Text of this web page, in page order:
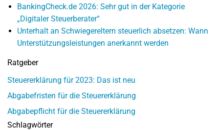
BankingCheck.de 2026: Sehr gut in der Kategorie
„Digitaler Steuerberater“
Unterhalt an Schwiegereltern steuerlich absetzen: Wann
Unterstützungsleistungen anerkannt werden
Ratgeber
Steuererklärung für 2023: Das ist neu
Abgabefristen für die Steuererklärung
Abgabepflicht für die Steuererklärung
Schlagwörter